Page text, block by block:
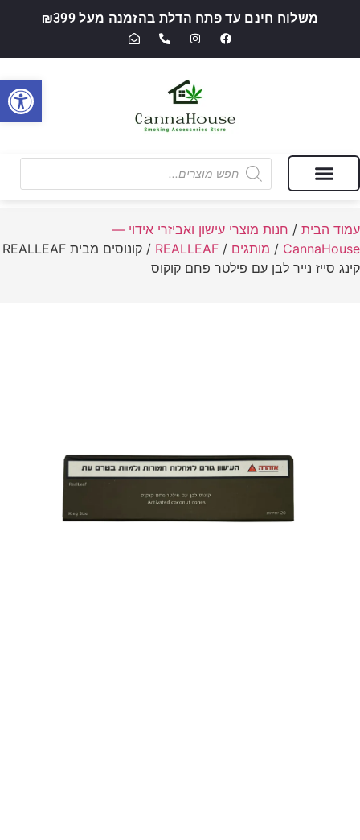
משלוח חינם עד פתח הדלת בהזמנה מעל ₪399
עמוד הבית / חנות מוצרי עישון ואביזרי אידוי —
CannaHouse
/ מותגים /
REALLEAF
/ קונוסים מבית REALLEAF
קינג סייז נייר לבן עם פילטר פחם קוקוס
פתח